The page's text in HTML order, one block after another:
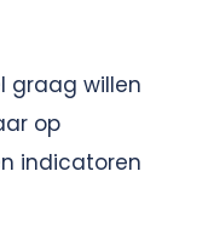
graag willen
op
indicatoren